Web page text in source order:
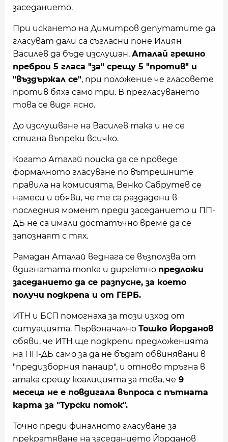
заседанието.
При искането на Димитров депутатите да
гласуват дали са съгласни поне Илиян
Василев да бъде изслушан, Аталай грешно
преброи 5 гласа "за" срещу 5 "против" и
"въздържал се", при положение че гласовете
против бяха само три. В прегласуването
това се видя ясно.
До изслушване на Василев така и не се
стигна въпреки всичко.
Когато Аталай поиска да се проведе
формалното гласуване по вътрешните
правила на комисията, Венко Сабрутев се
намеси и обяви, че те са раздадени в
последния момент преди заседанието и ПП-
ДБ не са имали достатъчно време да се
запознаят с тях.
Рамадан Аталай веднага се възползва от
вдигнатата топка и директно предложи
заседанието да се разпусне, за което
получи подкрепа и от ГЕРБ.
ИТН и БСП помогнаха за този изход от
ситуацията. Първоначално Тошко Йорданов
обяви, че ИТН ще подкрепи предложенията
на ПП-ДБ само за да не бъдат обвинявани в
"предизборния панаир", и отново тръгна в
атака срещу коалицията за това, че 9
месеца не е повдигала въпроса с пътната
карта за "Турски поток".
Точно преди финалното гласуване за
прекратяване на заседанието Йорданов